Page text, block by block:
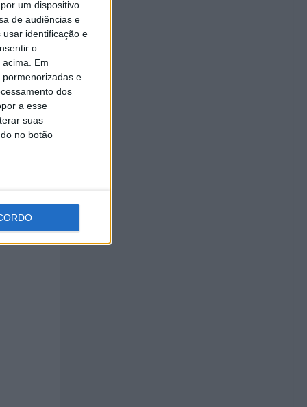
um dispositivo
de audiências e
identificação e
o
Em
e
dos
a esse
suas
no botão